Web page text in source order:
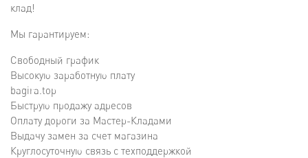
клад!
Мы гарантируем:
Свободный график
Высокую заработную плату
bagira.top
Быструю продажу адресов
Оплату дороги за Мастер-Кладами
Выдачу замен за счет магазина
Круглосуточную связь с техподдержкой